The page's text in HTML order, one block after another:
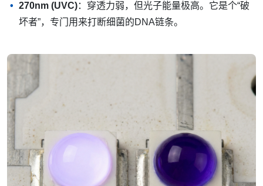
270nm (UVC)：穿透力弱，但光子能量极高。它是个“破
坏者”，专门用来打断细菌的DNA链条。